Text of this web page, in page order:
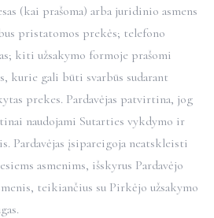
(kai prašoma) arba juridinio asmens
pristatomos prekės; telefono
kiti užsakymo formoje prašomi
kurie gali būti svarbūs sudarant
prekes. Pardavėjas patvirtina, jog
naudojami Sutarties vykdymo ir
Pardavėjas įsipareigoja neatskleisti
asmenims, išskyrus Pardavėjo
teikiančius su Pirkėjo užsakymo